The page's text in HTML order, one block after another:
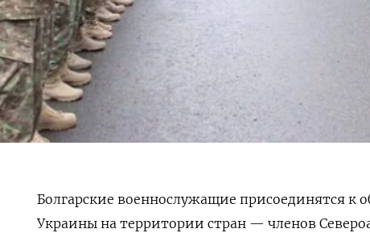
Болгарские военнослужащие присоединятся к
Украины на территории стран — членов